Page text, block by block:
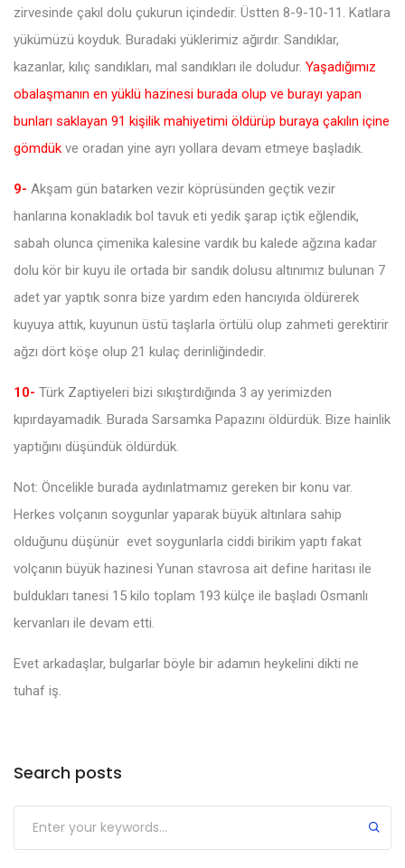
zirvesinde çakıl dolu çukurun içindedir. Üstten 8-9-10-11. Katlara
yükümüzü koyduk. Buradaki yüklerimiz ağırdır. Sandıklar,
kazanlar, kılıç sandıkları, mal sandıkları ile doludur. Yaşadığımız
obalaşmanın en yüklü hazinesi burada olup ve burayı yapan
bunları saklayan 91 kişilik mahiyetimi öldürüp buraya çakılın içine
gömdük ve oradan yine ayrı yollara devam etmeye başladık.
9- Akşam gün batarken vezir köprüsünden geçtik vezir
hanlarına konakladık bol tavuk eti yedik şarap içtik eğlendik,
sabah olunca çimenika kalesine vardık bu kalede ağzına kadar
dolu kör bir kuyu ile ortada bir sandık dolusu altınımız bulunan 7
adet yar yaptık sonra bize yardım eden hancıyıda öldürerek
kuyuya attık, kuyunun üstü taşlarla örtülü olup zahmeti gerektirir
ağzı dört köşe olup 21 kulaç derinliğindedir.
10- Türk Zaptiyeleri bizi sıkıştırdığında 3 ay yerimizden
kıpırdayamadık. Burada Sarsamka Papazını öldürdük. Bize hainlik
yaptığını düşündük öldürdük.
Not: Öncelikle burada aydınlatmamız gereken bir konu var.
Herkes volçanın soygunlar yaparak büyük altınlara sahip
olduğunu düşünür evet soygunlarla ciddi birikim yaptı fakat
volçanın büyük hazinesi Yunan stavrosa ait define haritası ile
buldukları tanesi 15 kilo toplam 193 külçe ile başladı Osmanlı
kervanları ile devam etti.
Evet arkadaşlar, bulgarlar böyle bir adamın heykelini dikti ne
tuhaf iş.
Search posts